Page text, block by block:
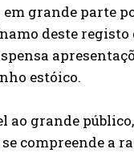
grande parte
deste
estóico.
ao grande
compreende a